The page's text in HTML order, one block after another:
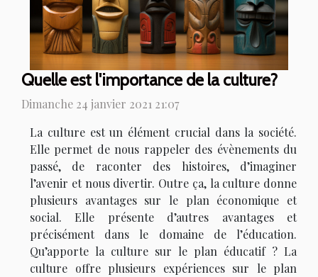
Quelle est l'importance de la culture?
Dimanche 24 janvier 2021 21:07
La culture est un élément crucial dans la société.
Elle permet de nous rappeler des évènements du
passé, de raconter des histoires, d’imaginer
l’avenir et nous divertir. Outre ça, la culture donne
plusieurs avantages sur le plan économique et
social. Elle présente d’autres avantages et
précisément dans le domaine de l’éducation.
Qu’apporte la culture sur le plan éducatif ? La
culture offre plusieurs expériences sur le plan